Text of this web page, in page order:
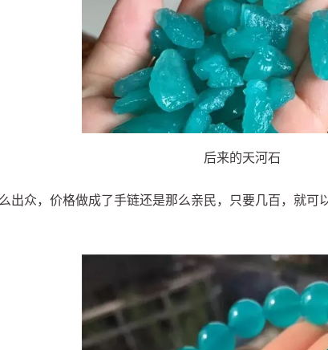
后来的天河石
出众，价格做成了手链还是那么亲民， 只要几百，就可